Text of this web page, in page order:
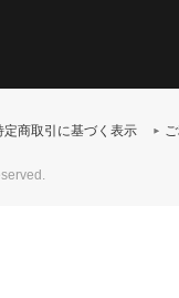
定商取引に基づく表示